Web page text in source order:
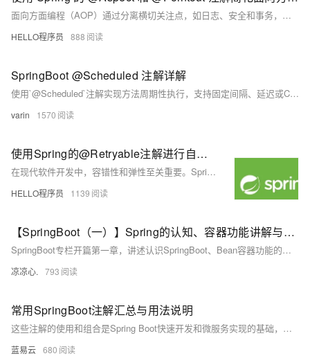
面向方面编程（AOP）通过分离横切关注点，如日志、安全和事务，提升代码模块化与可维护性。Spring 提供了对 AOP 的强大支持，核心注解 `@Aspect` 和 `@Pointcut` 使得定义切面与切入点变得简洁直观。`@Aspect` 标记切面类，集中处理通用逻辑；`@Pointcut` 则通过表达式定义通知的应用位置，提高代码可读性与复用性。二者结合，使开发者能清晰划分业务逻辑与辅助功能，简化维护并提升系统灵活性。Spring AOP 借助代理机制实现运行时织入，与 Spring 容器无缝集成，支持依赖注入与声明式配置，是构建清晰、高内聚应用的理想选择。
HELLO程序员 888
SpringBoot @Scheduled 注解详解
使用`@Scheduled`注解实现方法周期性执行，支持固定间隔、延迟或Cron表达式触发，基于Spring Task，适用于日志清理、数据同步等定时任务场景。需启用`@EnableScheduling`，注意线程阻塞与分布式重复问题，推荐结合`@Async`异步处理，提升任务调度效率。
varin 1570
使用Spring的@Retryable注解进行自动重试
在现代软件开发中，容错性和弹性至关重要。Spring框架提供的`@Retryable`注解为处理瞬时故障提供了一种声明式、可配置的重试机制，使开发者能够以简洁的方式增强应用的自我恢复能力。本文深入解析了`@Retryable`的使用方法及其参数配置，并结合`@Recover`实现失败回退策略，帮助构建更健壮、可靠的应用程序。
HELLO程序员 1139
【SpringBoot（一）】Spring的认知、容器功能讲解与自动装配原理的入门，带你熟悉Springboot中基本的注解使用
SpringBoot专栏开篇第一章，讲述认识SpringBoot、Bean容器功能的讲解、自动装配原理的入门，还有其他常用的Springboot注解！如果想要了解SpringBoot，那么就进来看看吧！
凉凉心. 793
常用SpringBoot注解汇总与用法说明
这些注解的使用和组合是Spring Boot快速开发和微服务实现的基础，通过它们，可以有效地指导Spring容器进行类发现、自动装配、配置、代理和管理等核心功能。开发者应当根据项目实际需求，运用这些注解来优化代码结构和服务逻辑。
蓝易云 680